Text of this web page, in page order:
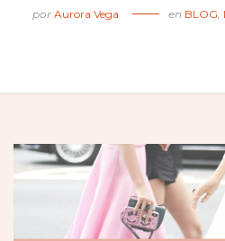
por Aurora Vega en BLOG,